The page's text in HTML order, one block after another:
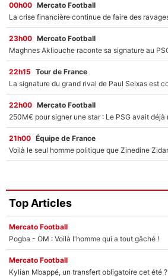
00h00 Mercato Football
23h00 Mercato Football
22h15 Tour de France
22h00 Mercato Football
21h00 Équipe de France
Top Articles
Mercato Football
Pogba - OM : Voilà l'homme qui a tout gâché !
Mercato Football
Kylian Mbappé, un transfert obligatoire cet été ?